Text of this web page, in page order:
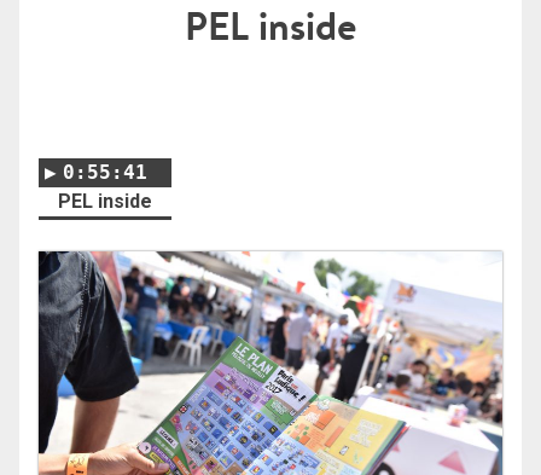
PEL inside
0:55:41
PEL inside